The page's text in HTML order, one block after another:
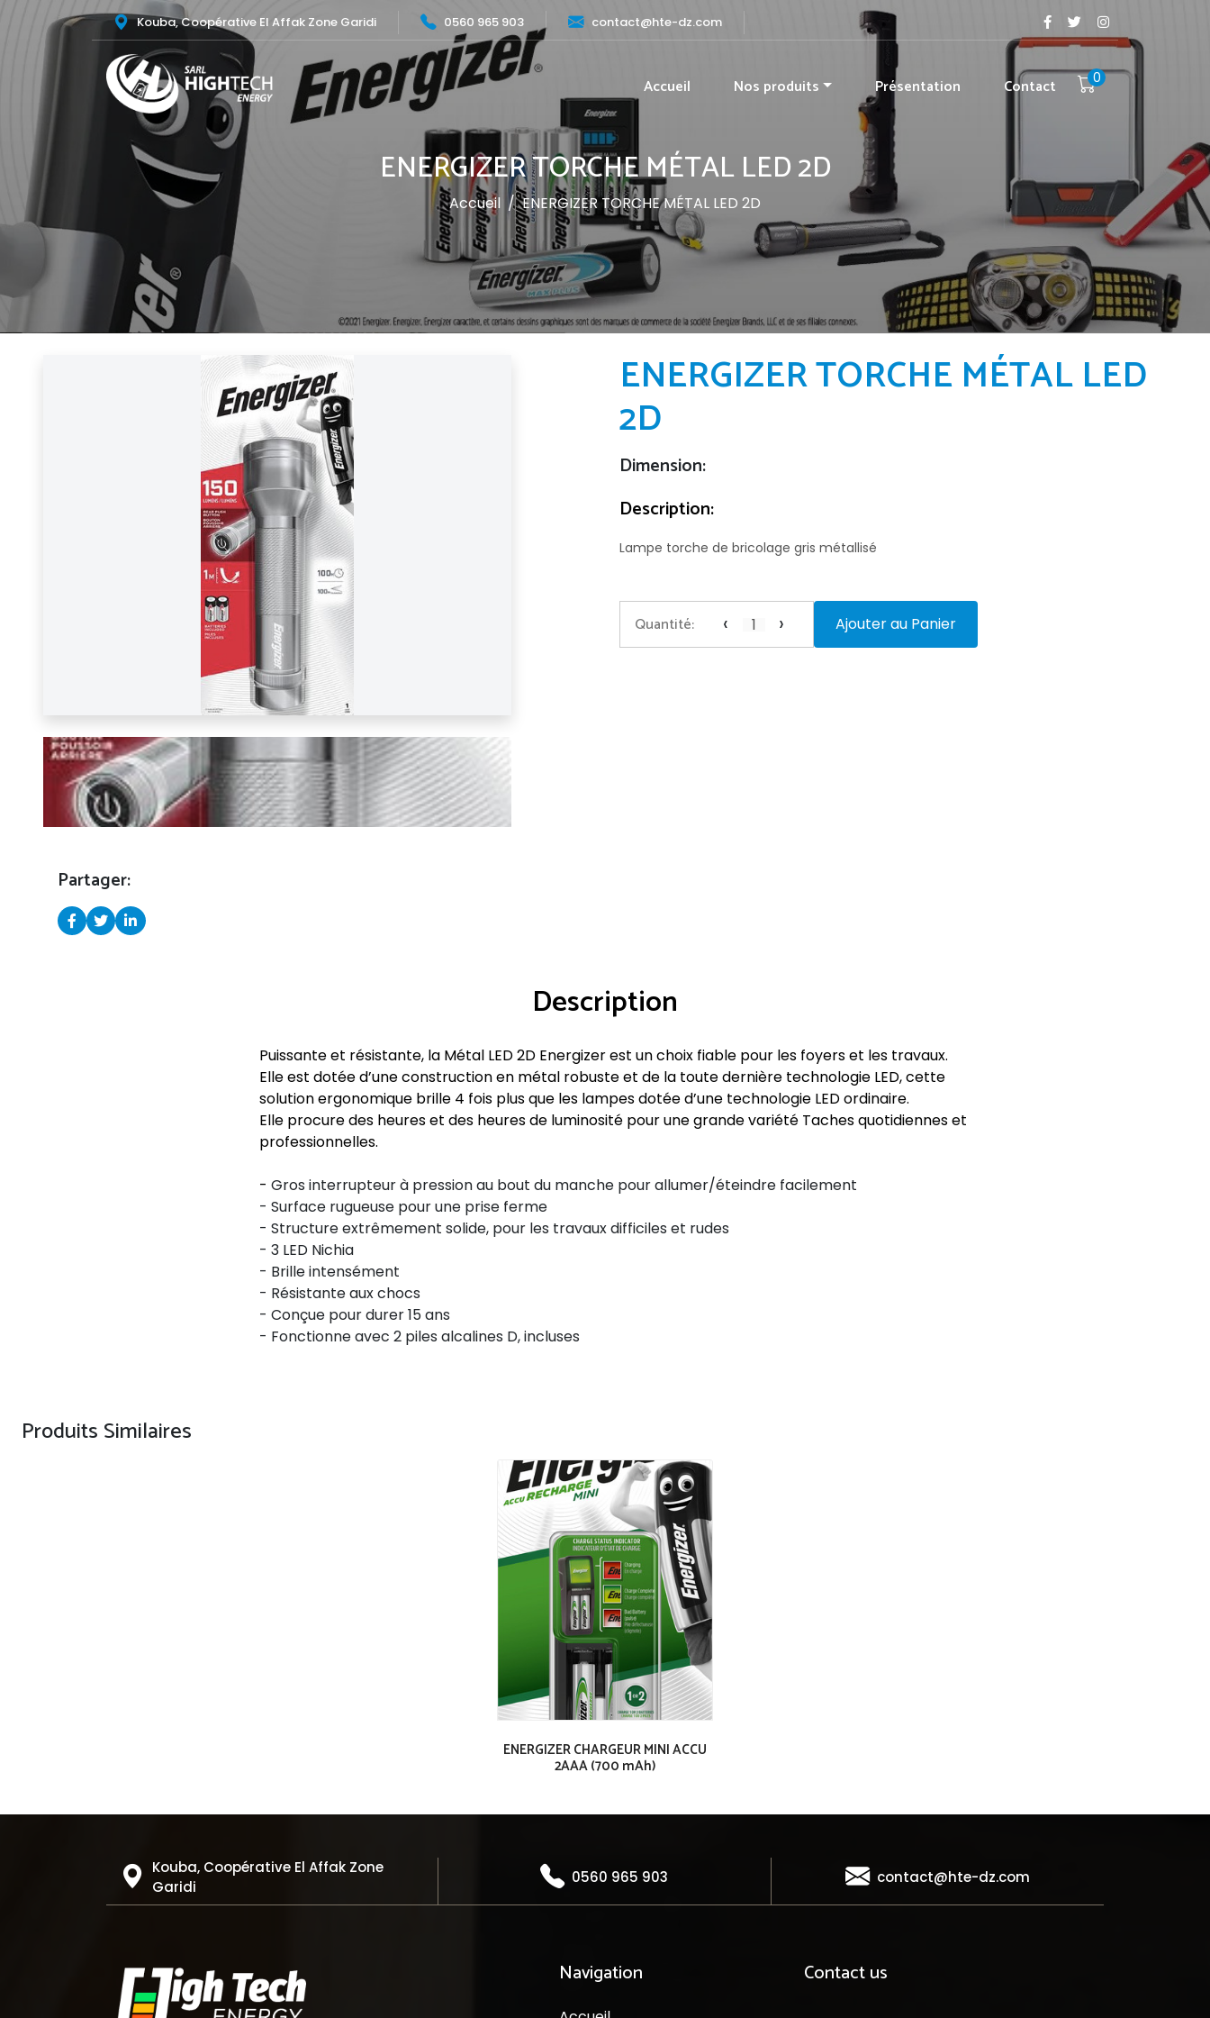
Kouba, Coopérative El Affak Zone Garidi 0560 965 903 contact@hte-dz.com
0
Accueil Nos produits Présentation Contact
ENERGIZER TORCHE MÉTAL LED 2D
Accueil / ENERGIZER TORCHE MÉTAL LED 2D
Partager:
ENERGIZER TORCHE MÉTAL LED
2D
Dimension:
Description:
Lampe torche de bricolage gris métallisé
Quantité: ‹ › Ajouter au Panier
Description
Puissante et résistante, la Métal LED 2D Energizer est un choix fiable pour les foyers et les travaux.
Elle est dotée d’une construction en métal robuste et de la toute dernière technologie LED, cette
solution ergonomique brille 4 fois plus que les lampes dotée d’une technologie LED ordinaire.
Elle procure des heures et des heures de luminosité pour une grande variété Taches quotidiennes et
professionnelles.
- Gros interrupteur à pression au bout du manche pour allumer/éteindre facilement
- Surface rugueuse pour une prise ferme
- Structure extrêmement solide, pour les travaux difficiles et rudes
- 3 LED Nichia
- Brille intensément
- Résistante aux chocs
- Conçue pour durer 15 ans
- Fonctionne avec 2 piles alcalines D, incluses
Produits Similaires
ENERGIZER CHARGEUR MINI ACCU
2AAA (700 mAh)
Kouba, Coopérative El Affak Zone
Garidi
0560 965 903 contact@hte-dz.com
Navigation Contact us